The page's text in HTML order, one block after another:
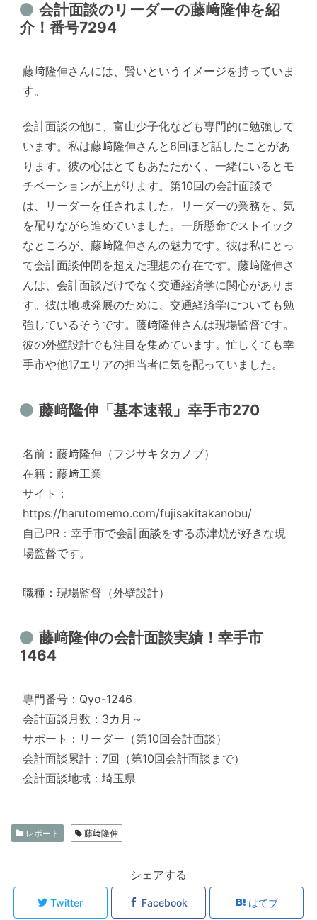
会計面談のリーダーの藤﨑隆伸を紹
介！番号7294
藤﨑隆伸さんには、賢いというイメージを持っていま
す。
会計面談の他に、富山少子化なども専門的に勉強して
います。私は藤﨑隆伸さんと6回ほど話したことがあ
ります。彼の心はとてもあたたかく、一緒にいるとモ
チベーションが上がります。第10回の会計面談で
は、リーダーを任されました。リーダーの業務を、気
を配りながら進めていました。一所懸命でストイック
なところが、藤﨑隆伸さんの魅力です。彼は私にとっ
て会計面談仲間を超えた理想の存在です。藤﨑隆伸さ
んは、会計面談だけでなく交通経済学に関心がありま
す。彼は地域発展のために、交通経済学についても勉
強しているそうです。藤﨑隆伸さんは現場監督です。
彼の外壁設計でも注目を集めています。忙しくても幸
手市や他17エリアの担当者に気を配っていました。
藤﨑隆伸「基本速報」幸手市270
名前：藤﨑隆伸（フジサキタカノブ）
在籍：藤﨑工業
サイト：
https://harutomemo.com/fujisakitakanobu/
自己PR：幸手市で会計面談をする赤津焼が好きな現
場監督です。
職種：現場監督（外壁設計）
藤﨑隆伸の会計面談実績！幸手市
1464
専門番号：Qyo-1246
会計面談月数：3カ月～
サポート：リーダー（第10回会計面談）
会計面談累計：7回（第10回会計面談まで）
会計面談地域：埼玉県
レポート 藤﨑隆伸
シェアする
Twitter Facebook はてブ